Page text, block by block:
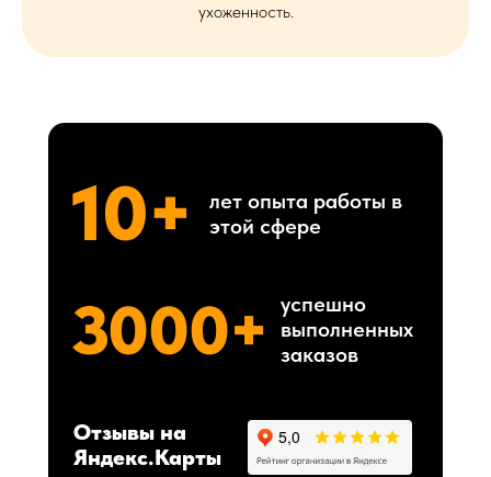
ухоженность.
10+
лет опыта работы в
этой сфере
3000+
успешно
выполненных
заказов
Отзывы на
Яндекс.Карты